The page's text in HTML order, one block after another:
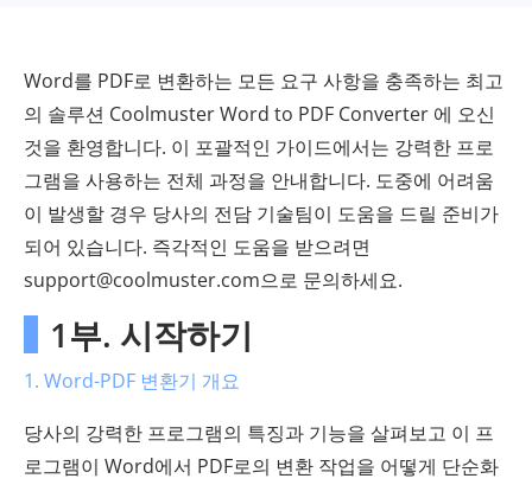
Word를 PDF로 변환하는 모든 요구 사항을 충족하는 최고
의 솔루션 Coolmuster Word to PDF Converter 에 오신
것을 환영합니다. 이 포괄적인 가이드에서는 강력한 프로
그램을 사용하는 전체 과정을 안내합니다. 도중에 어려움
이 발생할 경우 당사의 전담 기술팀이 도움을 드릴 준비가
되어 있습니다. 즉각적인 도움을 받으려면
support@coolmuster.com으로 문의하세요.
1부. 시작하기
1. Word-PDF 변환기 개요
당사의 강력한 프로그램의 특징과 기능을 살펴보고 이 프
로그램이 Word에서 PDF로의 변환 작업을 어떻게 단순화